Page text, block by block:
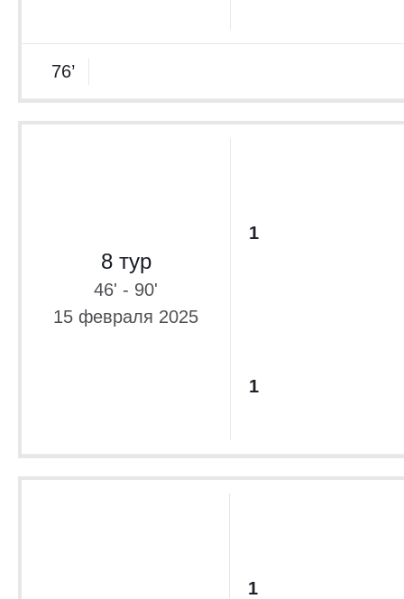
76’
8 тур
46' - 90'
15 февраля 2025
1
1
1